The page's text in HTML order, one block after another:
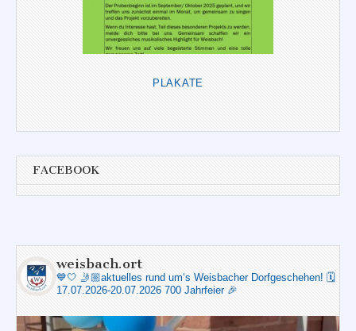
PLAKATE
FACEBOOK
weisbach.ort
💙🤍 🤳🏼aktuelles rund um‘s Weisbacher Dorfgeschehen! 🗓️
17.07.2026-20.07.2026 700 Jahrfeier 🎉